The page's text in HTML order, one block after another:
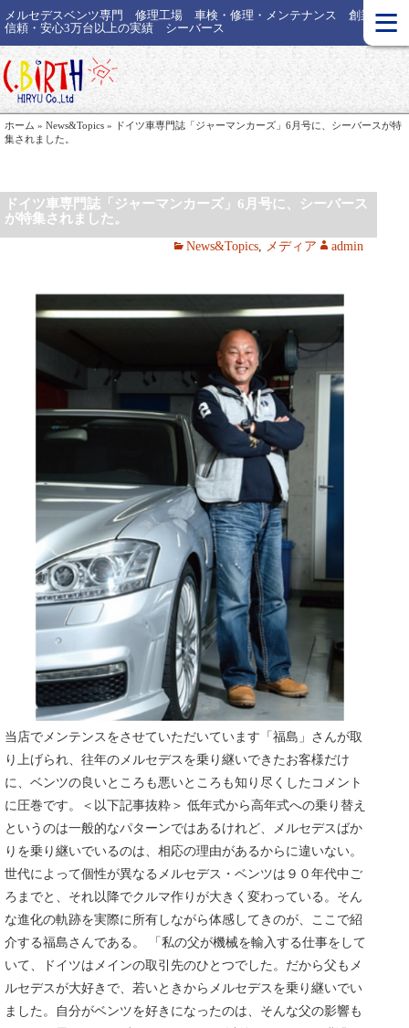
メルセデスベンツ専門 修理工場 車検・修理・メンテナンス 創業35年
信頼・安心3万台以上の実績 シーバース
≡
ホーム » News&Topics »
ドイツ車専門誌「ジャーマンカーズ」6月号に、シーバースが特
集されました。
ドイツ車専門誌「ジャーマンカーズ」6月号に、シーバース
が特集されました。
News&Topics, メディア admin
当店でメンテンスをさせていただいています「福島」さんが取
り上げられ、往年のメルセデスを乗り継いできたお客様だけ
に、ベンツの良いところも悪いところも知り尽くしたコメント
に圧巻です。＜以下記事抜粋＞ 低年式から高年式への乗り替え
というのは一般的なパターンではあるけれど、メルセデスばか
りを乗り継いでいるのは、相応の理由があるからに違いない。
世代によって個性が異なるメルセデス・ベンツは９０年代中ご
ろまでと、それ以降でクルマ作りが大きく変わっている。そん
な進化の軌跡を実際に所有しながら体感してきのが、ここで紹
介する福島さんである。 「私の父が機械を輸入する仕事をして
いて、ドイツはメインの取引先のひとつでした。だから父もメ
ルセデスが大好きで、若いときからメルセデスを乗り継いでい
ました。自分がベンツを好きになったのは、そんな父の影響も